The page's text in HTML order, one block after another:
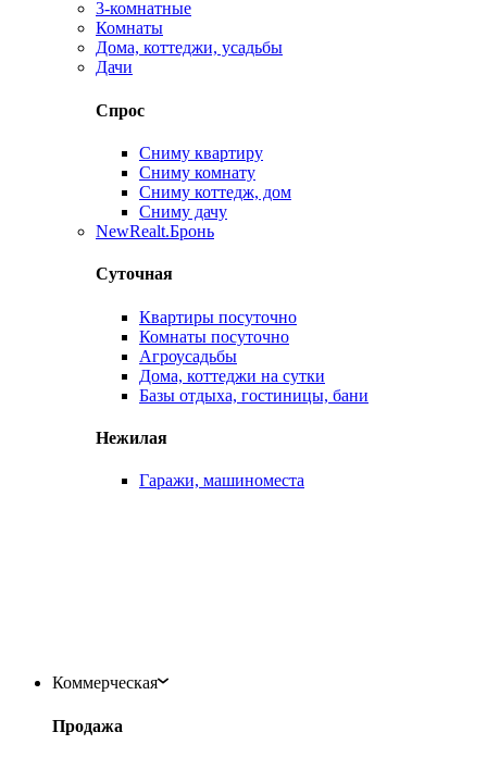
3-комнатные
Комнаты
Дома, коттеджи, усадьбы
Дачи
Спрос
Сниму квартиру
Сниму комнату
Сниму коттедж, дом
Сниму дачу
NewRealt.Бронь
Суточная
Квартиры посуточно
Комнаты посуточно
Агроусадьбы
Дома, коттеджи на сутки
Базы отдыха, гостиницы, бани
Нежилая
Гаражи, машиноместа
Коммерческая
Продажа